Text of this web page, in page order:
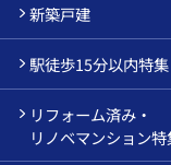
新築戸建
駅徒歩15分以内特集
リフォーム済み・
リノベマンション特